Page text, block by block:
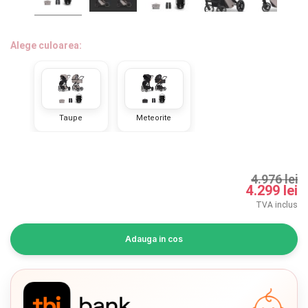
INGRIJIRE PERSONALA
BAIE SI TOALETA
Informatii companie
Despre noi
Q & A
Branduri
Alege culoarea:
Taupe Meteorite
4.976 lei
4.299 lei
TVA inclus
Adauga in cos
Chrome cu detalii negre 3246 lei